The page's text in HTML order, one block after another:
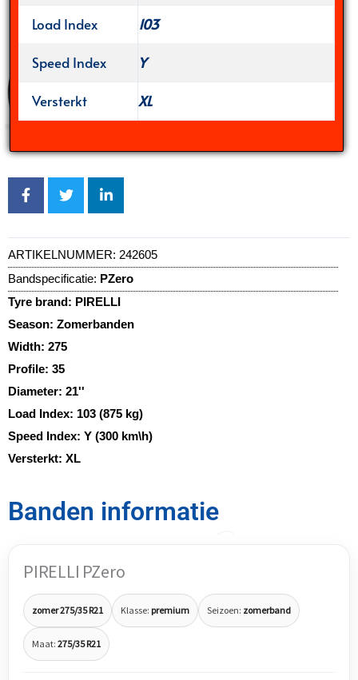
Load Index
103
Speed Index
Y
Versterkt
XL
ARTIKELNUMMER: 242605
Bandspecificatie: PZero
Tyre brand: PIRELLI
Season: Zomerbanden
Width: 275
Profile: 35
Diameter: 21''
Load Index: 103 (875 kg)
Speed Index: Y (300 km\h)
Versterkt: XL
Banden informatie
PIRELLI PZero
zomer 275/35 R21 Klasse: premium Seizoen: zomerband
Maat: 275/35 R21